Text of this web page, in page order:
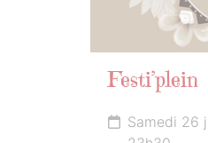
Festi’plein
Samedi 26